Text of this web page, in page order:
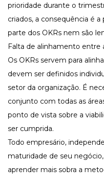
prioridade durante o
criados, a consequência é
parte dos OKRs nem são
Falta de alinhamento entre
Os OKRs servem para
devem ser definidos
setor da organização. É
conjunto com todas as
ponto de vista sobre a
ser cumprida.
Todo empresário,
maturidade de seu
aprender mais sobra a